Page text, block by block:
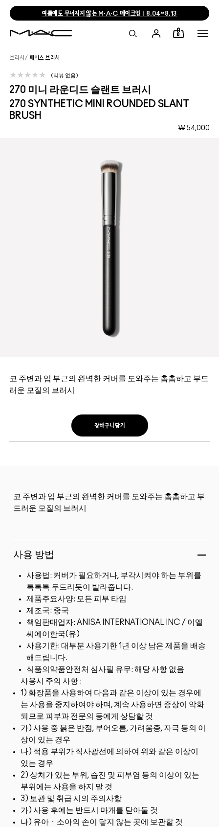
여름에도 무너지지 않는 M·A·C 메이크업 | 8.04~8.13
0
브러시 / 페이스 브러시
270 미니 라운디드 슬랜트 브러시
270 SYNTHETIC MINI ROUNDED SLANT
BRUSH
₩ 54,000
리뷰 없음
코 주변과 입 부근의 완벽한 커버를 도와주는 촘촘하고 부드
러운 모질의 브러시
장바구니 담기
코 주변과 입 부근의 완벽한 커버를 도와주는 촘촘하고 부
드러운 모질의 브러시
사용 방법
사용법: 커버가 필요하거나, 부각시켜야 하는 부위를
톡톡톡 두드리듯이 발라줍니다.
제품주요사양: 모든 피부 타입
제조국: 중국
책임판매업자: ANISA INTERNATIONAL INC / 이엘
씨에이한국(유)
사용기한: 대부분 사용기한 1년 이상 남은 제품을 배송
해드립니다.
식품의약품안전처 심사필 유무: 해당 사항 없음
사용시 주의 사항 :
1) 화장품을 사용하여 다음과 같은 이상이 있는 경우에
는 사용을 중지하여야 하며, 계속 사용하면 증상이 악화
되므로 피부과 전문의 등에게 상담할 것
가) 사용 중 붉은 반점, 부어오름, 가려움증, 자극 등의 이
상이 있는 경우
나) 적용 부위가 직사광선에 의하여 위와 같은 이상이
있는 경우
2) 상처가 있는 부위, 습진 및 피부염 등의 이상이 있는
부위에는 사용을 하지 말 것
3) 보관 및 취급 시의 주의사항
가) 사용 후에는 반드시 마개를 닫아둘 것
나) 유아ㆍ소아의 손이 닿지 않는 곳에 보관할 것